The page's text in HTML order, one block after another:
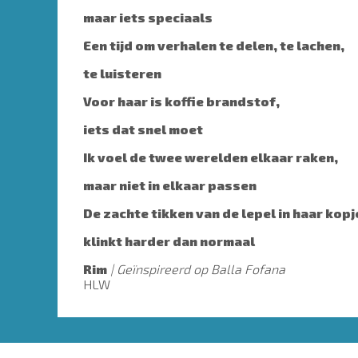
maar iets speciaals
Een tijd om verhalen te delen, te lachen,
te luisteren
Voor haar is koffie brandstof,
iets dat snel moet
Ik voel de twee werelden elkaar raken,
maar niet in elkaar passen
De zachte tikken van de lepel in haar
klinkt harder dan normaal
Rim
Geïnspireerd op Balla Fofana
HLW